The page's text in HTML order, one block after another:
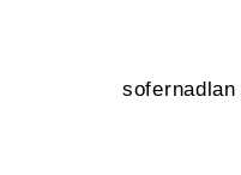
sofernadlan